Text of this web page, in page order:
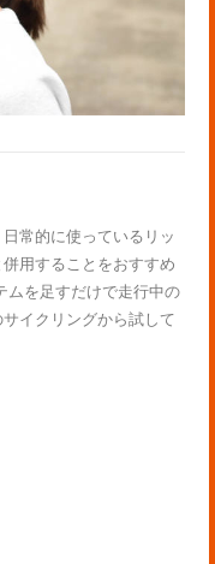
常的に使っているリッ
用することをおすすめ
ムを足すだけで走行中の
イクリングから試して